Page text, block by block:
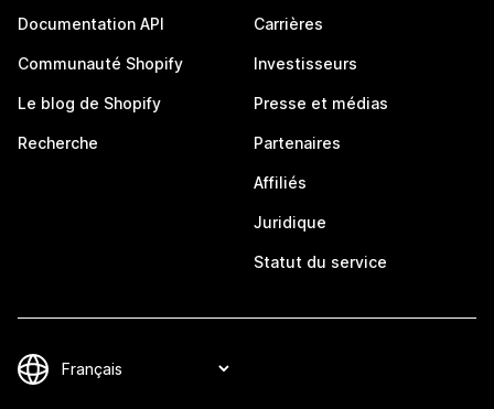
Documentation API
Communauté Shopify
Le blog de Shopify
Recherche
Carrières
Investisseurs
Presse et médias
Partenaires
Affiliés
Juridique
Statut du service